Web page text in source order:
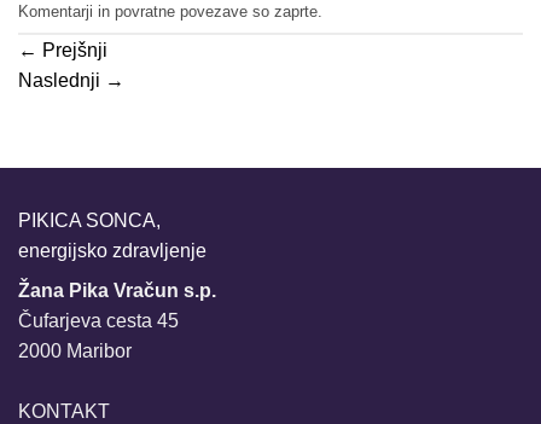
Komentarji in povratne povezave so zaprte.
← Prejšnji
Naslednji →
PIKICA SONCA,
energijsko zdravljenje
Žana Pika Vračun s.p.
Čufarjeva cesta 45
2000 Maribor
KONTAKT